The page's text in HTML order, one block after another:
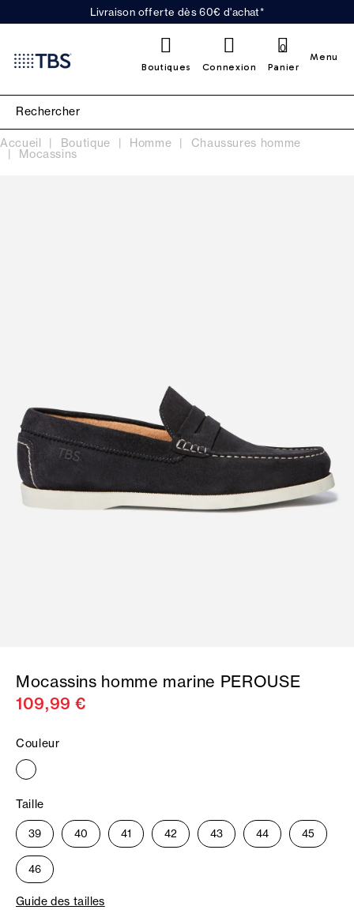
Livraison offerte dès 60€ d'achat*
Boutiques Connexion Panier
0
Menu
Accueil Boutique Homme Chaussures homme
Mocassins
Mocassins homme marine PEROUSE
109,99 €
Couleur
Taille
39 40 41 42 43 44 45
46
Guide des tailles